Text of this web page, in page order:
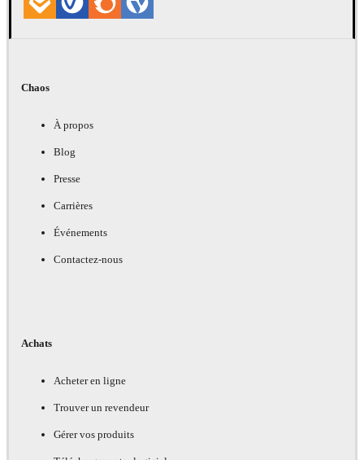
Chaos
À propos
Blog
Presse
Carrières
Événements
Contactez-nous
Achats
Acheter en ligne
Trouver un revendeur
Gérer vos produits